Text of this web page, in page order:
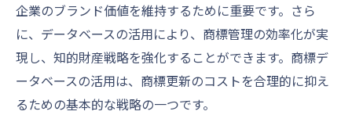
企業のブランド価値を維持するために重要です。さら
に、データベースの活用により、商標管理の効率化が実
現し、知的財産戦略を強化することができます。商標デ
ータベースの活用は、商標更新のコストを合理的に抑え
るための基本的な戦略の一つです。